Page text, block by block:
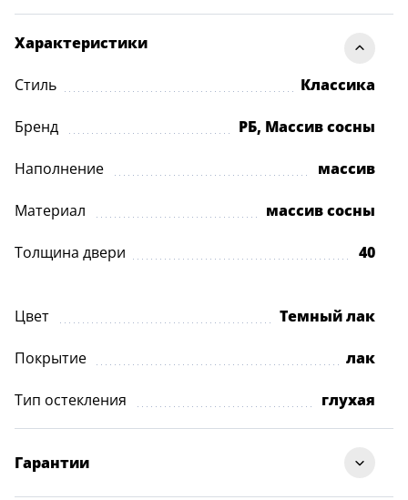
Характеристики
Стиль Классика
Бренд РБ, Массив сосны
Наполнение массив
Материал массив сосны
Толщина двери 40
Цвет Темный лак
Покрытие лак
Тип остекления глухая
Гарантии